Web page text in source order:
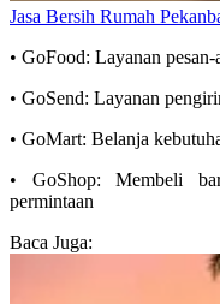
Jasa Bersih Rumah
• GoFood: Layanan pesan-
• GoSend: Layanan
• GoMart: Belanja
• GoShop: Membeli
permintaan
Baca Juga: